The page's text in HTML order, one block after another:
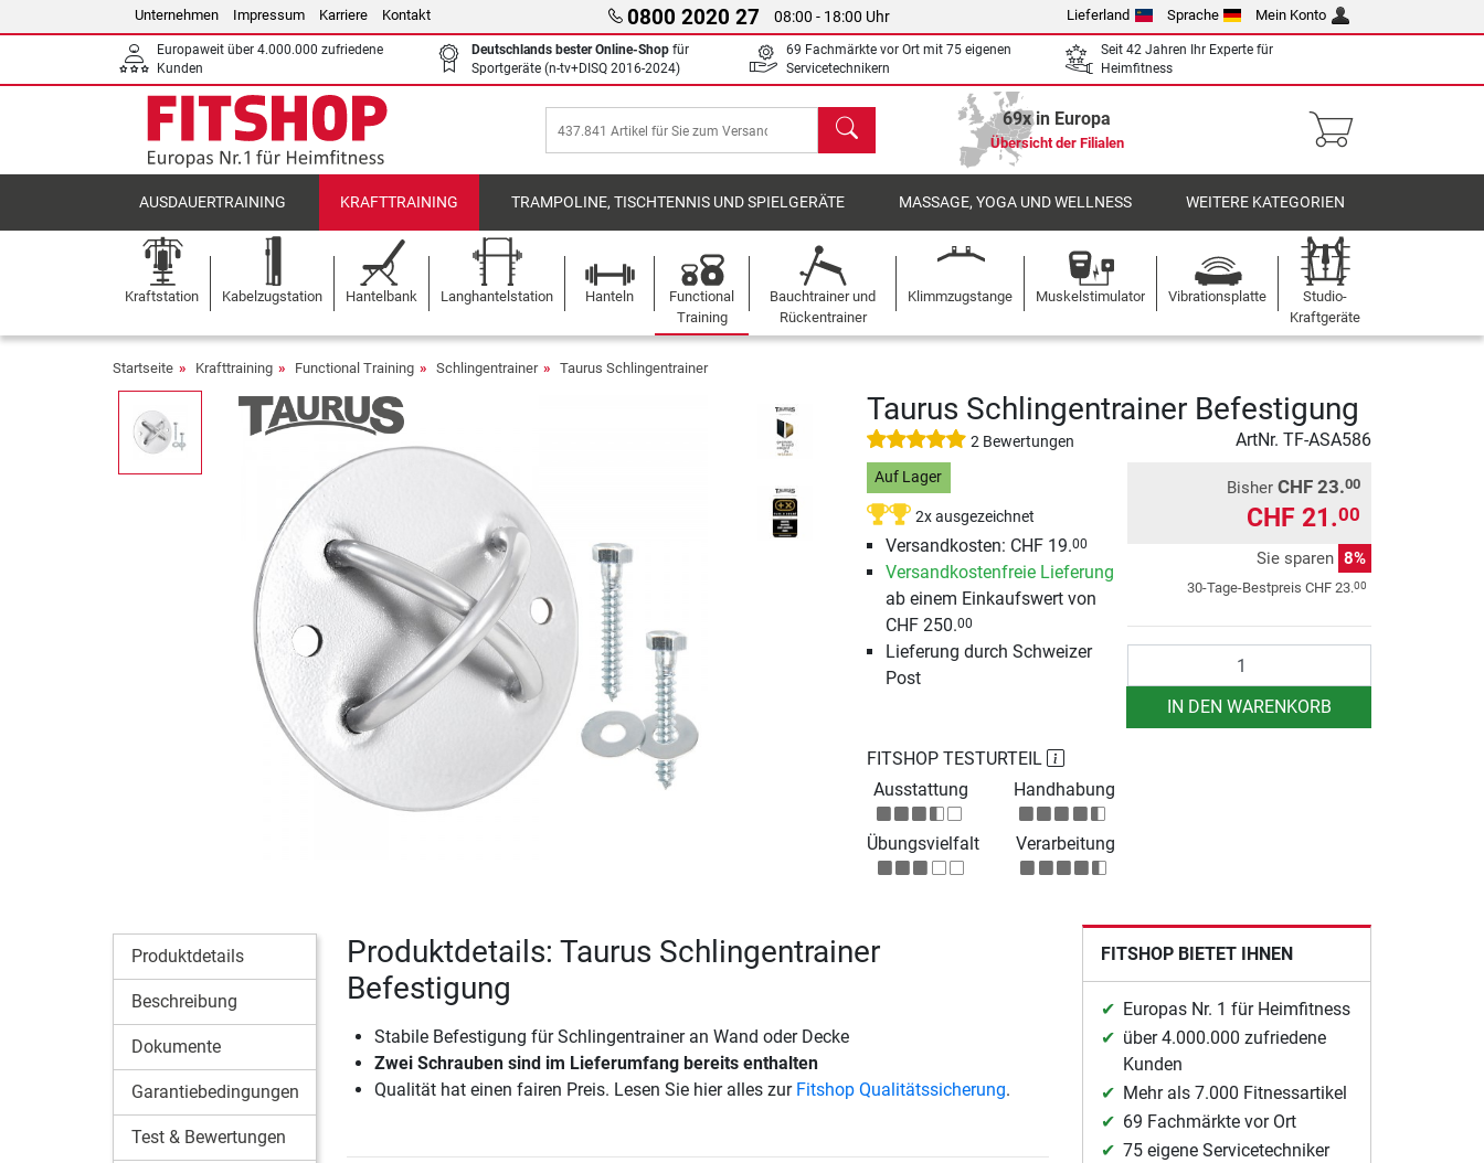
Unternehmen Impressum Karriere Kontakt 0800 2020 27 08:00 - 18:00 Uhr Lieferland Sprache Mein Konto
Europaweit über 4.000.000 zufriedene
Kunden
Deutschlands bester Online-Shop für
Sportgeräte (n-tv+DISQ 2016-2024)
69 Fachmärkte vor Ort mit 75 eigenen
Servicetechnikern
Seit 42 Jahren Ihr Experte für
Heimfitness
Suchen 69x in Europa
Übersicht der Filialen
AUSDAUERTRAINING KRAFTTRAINING TRAMPOLINE, TISCHTENNIS UND SPIELGERÄTE MASSAGE, YOGA UND WELLNESS WEITERE KATEGORIEN
Kraftstation Kabelzugstation Hantelbank Langhantelstation Hanteln
Functional
Training
Bauchtrainer und
Rückentrainer
Klimmzugstange Muskelstimulator Vibrationsplatte
Studio-
Kraftgeräte
Startseite Krafttraining Functional Training Schlingentrainer Taurus Schlingentrainer
Taurus Schlingentrainer Befestigung
2 Bewertungen ArtNr. TF-ASA586
Auf Lager
2x ausgezeichnet
Versandkosten: CHF 19.00
Versandkostenfreie Lieferung
ab einem Einkaufswert von
CHF 250.00
Lieferung durch Schweizer
Post
Bisher CHF 23.00
CHF 21.00
Sie sparen 8%
30-Tage-Bestpreis CHF 23.00
IN DEN WARENKORB
FITSHOP TESTURTEIL
Ausstattung
Handhabung
Übungsvielfalt Verarbeitung
Produktdetails
Beschreibung
Dokumente
Garantiebedingungen
Test & Bewertungen
Produktdetails: Taurus Schlingentrainer
Befestigung
Stabile Befestigung für Schlingentrainer an Wand oder Decke
Zwei Schrauben sind im Lieferumfang bereits enthalten
Qualität hat einen fairen Preis. Lesen Sie hier alles zur Fitshop Qualitätssicherung.
FITSHOP BIETET IHNEN
Europas Nr. 1 für Heimfitness
über 4.000.000 zufriedene
Kunden
Mehr als 7.000 Fitnessartikel
69 Fachmärkte vor Ort
75 eigene Servicetechniker